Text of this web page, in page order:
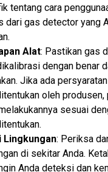
tentang cara
dari gas detector yang
Alat: Pastikan gas
dengan benar
Jika ada
oleh produsen,
sesuai
Lingkungan: Periksa
di sekitar Anda.
Anda deteksi dan